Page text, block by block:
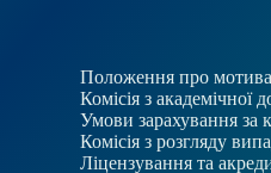
Положення про
Комісія з академічної
Умови зарахування
Комісія з розгляду
Ліцензування та